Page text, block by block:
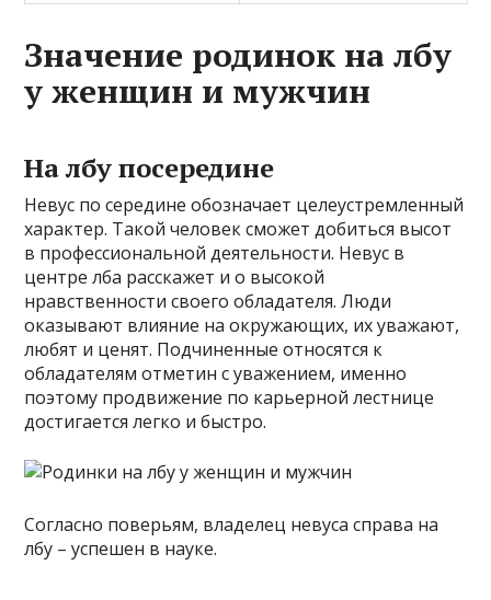
Значение родинок на лбу
у женщин и мужчин
На лбу посередине
Невус по середине обозначает целеустремленный
характер. Такой человек сможет добиться высот
в профессиональной деятельности. Невус в
центре лба расскажет и о высокой
нравственности своего обладателя. Люди
оказывают влияние на окружающих, их уважают,
любят и ценят. Подчиненные относятся к
обладателям отметин с уважением, именно
поэтому продвижение по карьерной лестнице
достигается легко и быстро.
Согласно поверьям, владелец невуса справа на
лбу – успешен в науке.